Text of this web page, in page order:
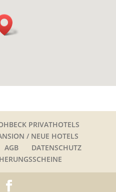
PRIVATHOTELS
/ NEUE HOTELS
AGB
DATENSCHUTZ